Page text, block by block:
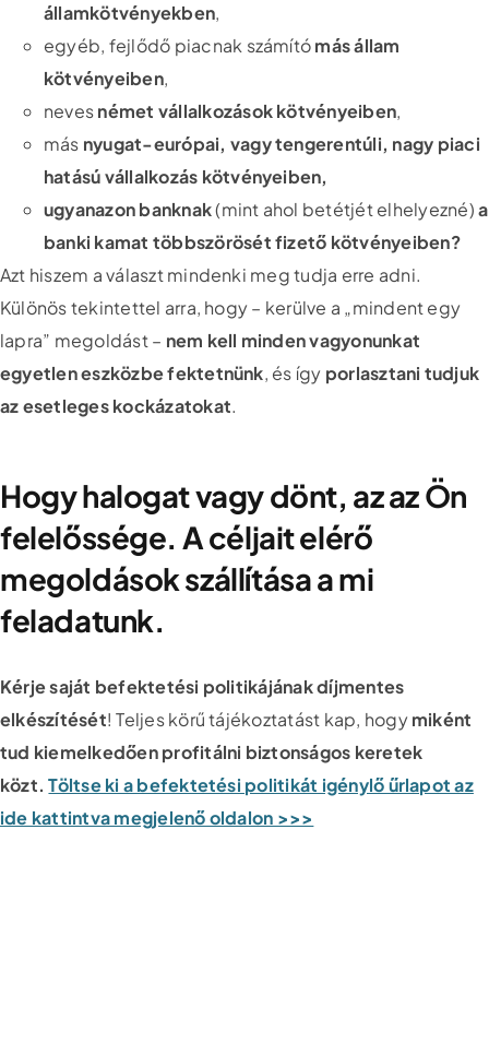
államkötvényekben,
egyéb, fejlődő piacnak számítómás állam
kötvényeiben,
nevesnémet vállalkozások kötvényeiben,
más nyugat-európai, vagy tengerentúli, nagy piaci
hatású vállalkozás kötvényeiben,
ugyanazon banknak(mint ahol betétjét elhelyezné)a
banki kamat többszörösét fizető kötvényeiben?
Azt hiszem a választ mindenki meg tudja erre adni.
Különös tekintettel arra, hogy – kerülve a „mindent egy
lapra” megoldást – nem kell minden vagyonunkat
egyetlen eszközbe fektetnünk, és így porlasztani tudjuk
az esetleges kockázatokat.
Hogy halogat vagy dönt, az az Ön
felelőssége. A céljait elérő
megoldások szállítása a mi
feladatunk.
Kérje saját befektetési politikájának díjmentes
elkészítését! Teljes körű tájékoztatást kap, hogymiként
tud kiemelkedően profitálni biztonságos keretek
közt. Töltse ki a befektetési politikát igénylő űrlapot az
ide kattintva megjelenő oldalon >>>